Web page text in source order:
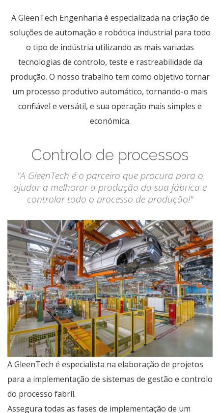
A GleenTech Engenharia é especializada na criação de
soluções de automação e robótica industrial para todo
o tipo de indústria utilizando as mais variadas
tecnologias de controlo, teste e rastreabilidade da
produção. O nosso trabalho tem como objetivo tornar
um processo produtivo automático, tornando-o mais
confiável e versátil, e sua operação mais simples e
económica.
Controlo de processos
"A GleenTech é o parceiro que procura para o
ajudar a melhorar a produção da sua fábrica e
controlar todo o processo de produção!"
A GleenTech é especialista na elaboração de projetos
para a implementação de sistemas de gestão e controlo
do processo fabril.
Assegura todas as fases de implementação de um